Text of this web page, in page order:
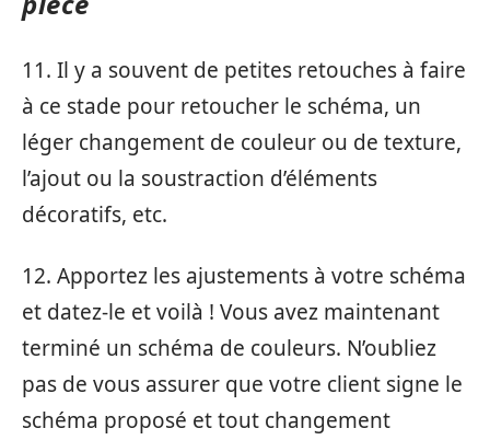
11. Il y a souvent de petites retouches à faire
à ce stade pour retoucher le schéma, un
léger changement de couleur ou de texture,
l’ajout ou la soustraction d’éléments
décoratifs, etc.
12. Apportez les ajustements à votre schéma
et datez-le et voilà ! Vous avez maintenant
terminé un schéma de couleurs. N’oubliez
pas de vous assurer que votre client signe le
schéma proposé et tout changement